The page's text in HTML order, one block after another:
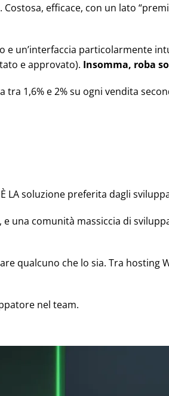
efficace, con un lato
e un’interfaccia particolarmente
e approvato). Insomma, roba
1,6% e 2% su ogni vendita
LA soluzione preferita dagli
una comunità massiccia di
qualcuno che lo sia. Tra
nel team.